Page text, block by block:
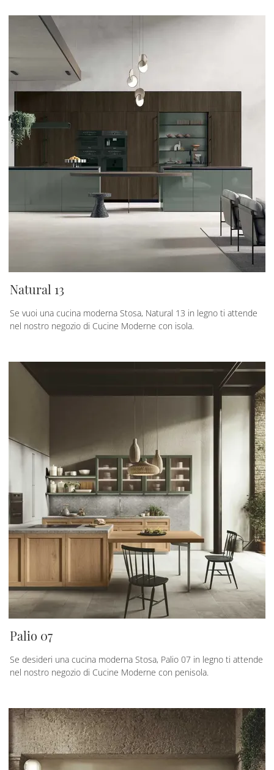
Natural 13
Se vuoi una cucina moderna Stosa, Natural 13 in legno ti attende
nel nostro negozio di Cucine Moderne con isola.
Palio 07
Se desideri una cucina moderna Stosa, Palio 07 in legno ti attende
nel nostro negozio di Cucine Moderne con penisola.